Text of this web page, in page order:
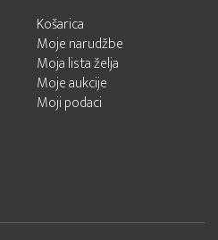
Košarica
Moje narudžbe
Moja lista želja
Moje aukcije
Moji podaci